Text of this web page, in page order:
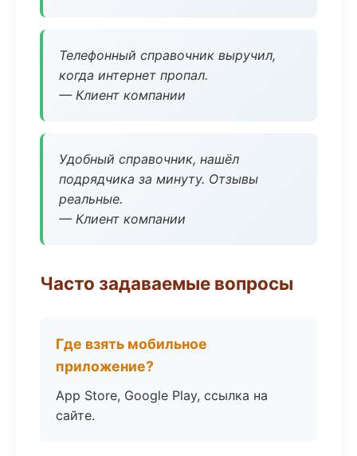
Телефонный справочник выручил,
когда интернет пропал.
— Клиент компании
Удобный справочник, нашёл
подрядчика за минуту. Отзывы
реальные.
— Клиент компании
Часто задаваемые вопросы
Где взять мобильное
приложение?
App Store, Google Play, ссылка на
сайте.